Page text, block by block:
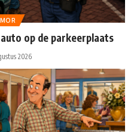
op de parkeerplaats
2026